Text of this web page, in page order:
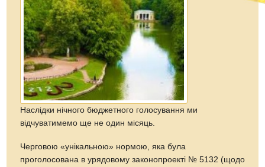
Наслідки нічного бюджетного голосування ми
відчуватимемо ще не один місяць.
Черговою «унікальною» нормою, яка була
проголосована в урядовому законопроекті № 5132 (щодо